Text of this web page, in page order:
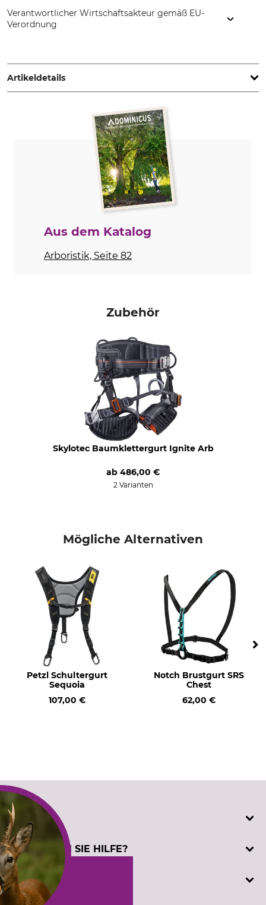
Verantwortlicher Wirtschaftsakteur gemäß EU-
Verordnung
Germany, www.skylotec.com
Artikeldetails
Produkttyp
Schultergurt
Herstellung
Made in Hungary
Aus dem Katalog
Arboristik, Seite 82
Zubehör
Skylotec Baumklettergurt Ignite Arb
ab 486,00 €
2 Varianten
Mögliche Alternativen
Petzl Schultergurt
Sequoia
107,00 €
Notch Brustgurt SRS
Chest
62,00 €
SERVICE
Katalogbestellung
Kontakt
Kundenregistrierung
Prüfzeichen
Sachkundenachweis
BENÖTIGEN SIE HILFE?
Telefonische Unterstützung und Beratung unter:
+49 (0) 5194 / 970 0
INFORMATIONEN